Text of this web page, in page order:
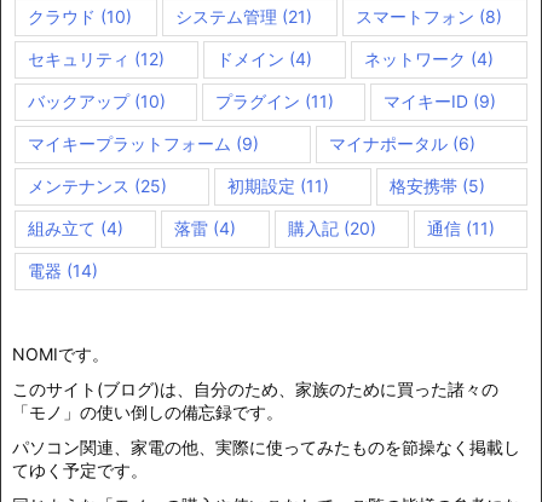
クラウド (10) システム管理 (21) スマートフォン (8)
セキュリティ (12) ドメイン (4) ネットワーク (4)
バックアップ(10) プラグイン (11) マイキーID (9)
マイキープラットフォーム (9) マイナポータル (6)
メンテナンス (25) 初期設定 (11) 格安携帯 (5)
組み立て (4) 落雷 (4) 購入記(20) 通信(11)
電器 (14)
NOMIです。
このサイト(ブログ)は、自分のため、家族のために買った諸々の
「モノ」の使い倒しの備忘録です。
パソコン関連、家電の他、実際に使ってみたものを節操なく掲載し
てゆく予定です。